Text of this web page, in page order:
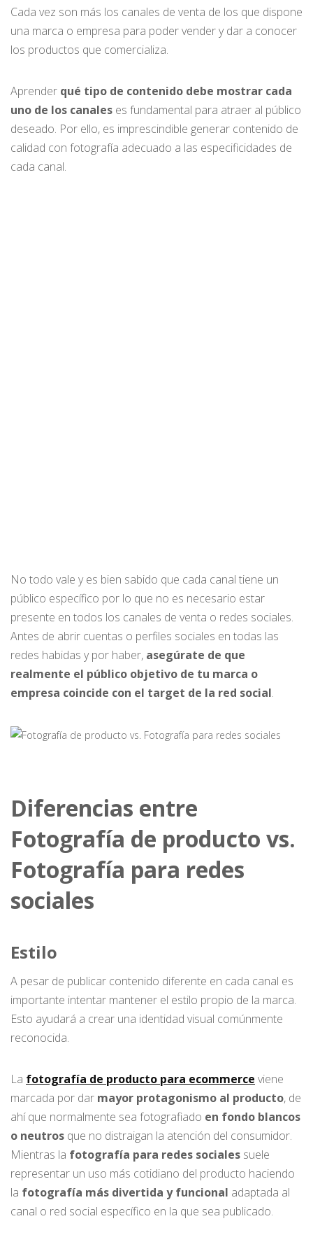
Cada vez son más los canales de venta de los que dispone
una marca o empresa para poder vender y dar a conocer
los productos que comercializa.
Aprender qué tipo de contenido debe mostrar cada
uno de los canales es fundamental para atraer al público
deseado. Por ello, es imprescindible generar contenido de
calidad con fotografía adecuado a las especificidades de
cada canal.
No todo vale y es bien sabido que cada canal tiene un
público específico por lo que no es necesario estar
presente en todos los canales de venta o redes sociales.
Antes de abrir cuentas o perfiles sociales en todas las
redes habidas y por haber, asegúrate de que
realmente el público objetivo de tu marca o
empresa coincide con el target de la red social.
Diferencias entre
Fotografía de producto vs.
Fotografía para redes
sociales
Estilo
A pesar de publicar contenido diferente en cada canal es
importante intentar mantener el estilo propio de la marca.
Esto ayudará a crear una identidad visual comúnmente
reconocida.
La fotografía de producto para ecommerce viene
marcada por dar mayor protagonismo al producto, de
ahí que normalmente sea fotografiado en fondo blancos
o neutros que no distraigan la atención del consumidor.
Mientras la fotografía para redes sociales suele
representar un uso más cotidiano del producto haciendo
la fotografía más divertida y funcional adaptada al
canal o red social específico en la que sea publicado.